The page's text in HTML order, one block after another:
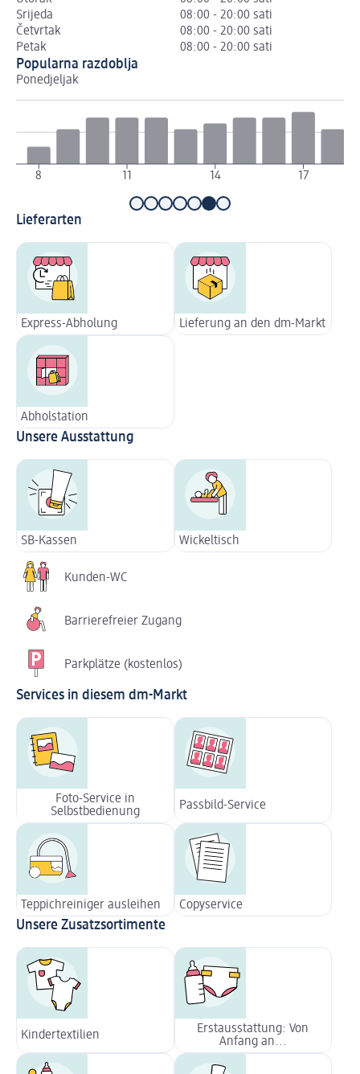
Srijeda
08:00 - 20:00 sati
Četvrtak
08:00 - 20:00 sati
Petak
08:00 - 20:00 sati
Popularna razdoblja
Ponedjeljak
8 11 14 17
Lieferarten
Express-Abholung Lieferung an den dm-Markt
Abholstation
Unsere Ausstattung
SB-Kassen Wickeltisch
Kunden-WC
Barrierefreier Zugang
Parkplätze (kostenlos)
Services in diesem dm-Markt
Foto-Service in
Selbstbedienung
Passbild-Service
Teppichreiniger ausleihen Copyservice
Unsere Zusatzsortimente
Kindertextilien
Erstausstattung: Von
Anfang an...